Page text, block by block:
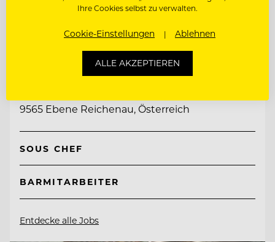
Hotel Hochschober
9565 Ebene Reichenau, Österreich
SOUS CHEF
BARMITARBEITER
Entdecke alle Jobs
Ihre Cookies selbst zu verwalten.
Cookie-Einstellungen Ablehnen
ALLE AKZEPTIEREN